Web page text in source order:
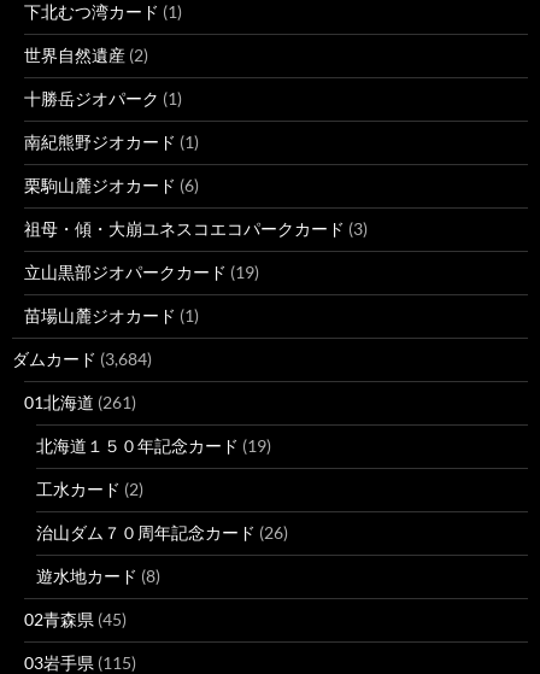
下北むつ湾カード (1)
世界自然遺産 (2)
十勝岳ジオパーク (1)
南紀熊野ジオカード (1)
栗駒山麓ジオカード (6)
祖母・傾・大崩ユネスコエコパークカード (3)
立山黒部ジオパークカード (19)
苗場山麓ジオカード (1)
ダムカード (3,684)
01北海道 (261)
北海道１５０年記念カード (19)
工水カード (2)
治山ダム７０周年記念カード (26)
遊水地カード (8)
02青森県 (45)
03岩手県 (115)